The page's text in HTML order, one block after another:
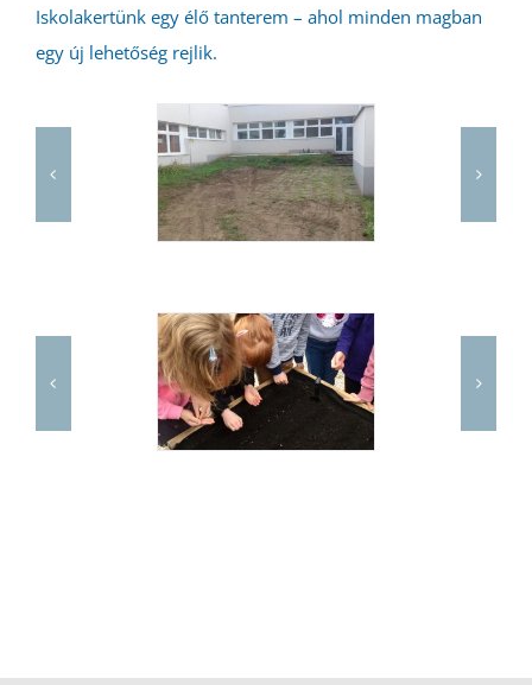
Iskolakertünk egy élő tanterem – ahol minden magban
egy új lehetőség rejlik.